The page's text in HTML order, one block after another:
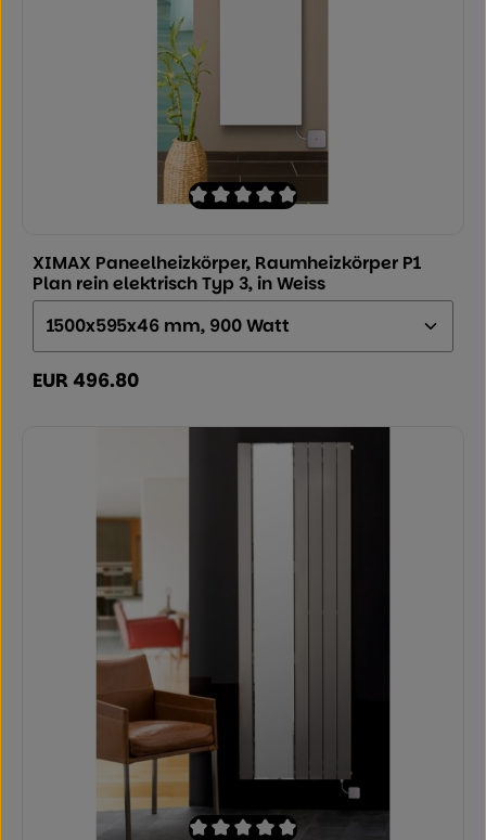
XIMAX Paneelheizkörper, Raumheizkörper P1
Plan rein elektrisch Typ 3, in Weiss
Regulärer Preis:
EUR 496.80